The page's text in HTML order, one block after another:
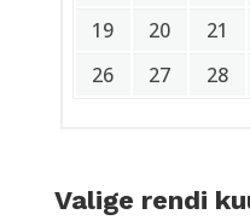
19
20 21
26
27 28
Valige rendi